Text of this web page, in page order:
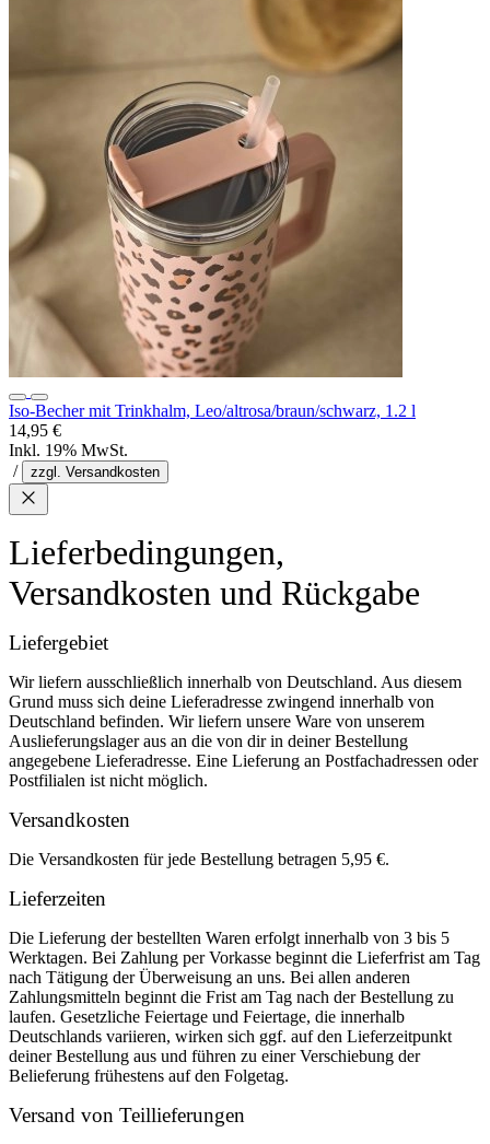
Iso-Becher mit Trinkhalm, Leo/altrosa/braun/schwarz, 1.2 l
14,95 €
Inkl. 19% MwSt.
/
zzgl. Versandkosten
Lieferbedingungen,
Versandkosten und Rückgabe
Liefergebiet
Wir liefern ausschließlich innerhalb von Deutschland. Aus diesem
Grund muss sich deine Lieferadresse zwingend innerhalb von
Deutschland befinden. Wir liefern unsere Ware von unserem
Auslieferungslager aus an die von dir in deiner Bestellung
angegebene Lieferadresse. Eine Lieferung an Postfachadressen oder
Postfilialen ist nicht möglich.
Versandkosten
Die Versandkosten für jede Bestellung betragen 5,95 €.
Lieferzeiten
Die Lieferung der bestellten Waren erfolgt innerhalb von 3 bis 5
Werktagen. Bei Zahlung per Vorkasse beginnt die Lieferfrist am Tag
nach Tätigung der Überweisung an uns. Bei allen anderen
Zahlungsmitteln beginnt die Frist am Tag nach der Bestellung zu
laufen. Gesetzliche Feiertage und Feiertage, die innerhalb
Deutschlands variieren, wirken sich ggf. auf den Lieferzeitpunkt
deiner Bestellung aus und führen zu einer Verschiebung der
Belieferung frühestens auf den Folgetag.
Versand von Teillieferungen